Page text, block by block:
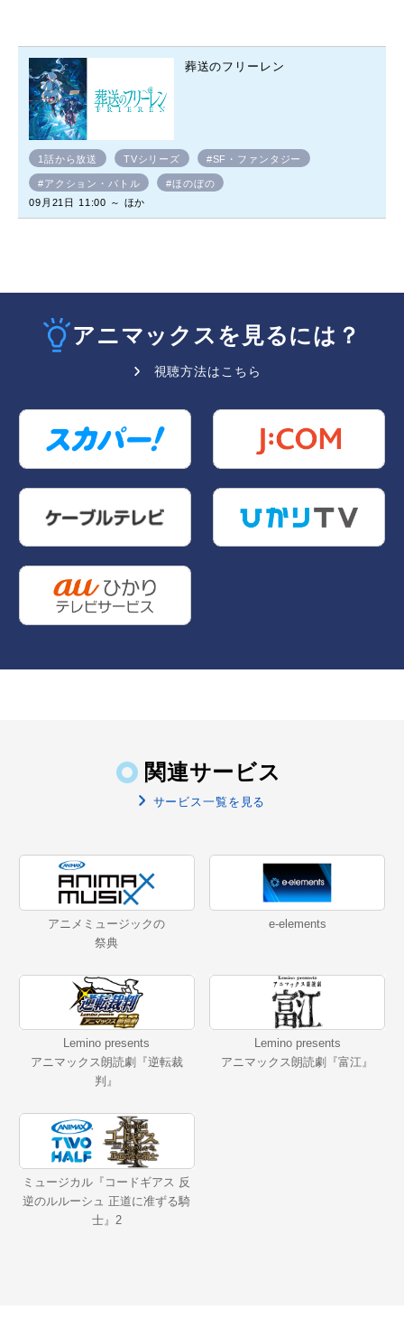
葬送のフリーレン
1話から放送 TVシリーズ #SF・ファンタジー
#アクション・バトル
#ほのぼの
09月21日 11:00 ～ ほか
アニマックスを見るには？
視聴方法はこちら
関連サービス
サービス一覧を見る
アニメミュージックの
祭典
e-elements
Lemino presents
アニマックス朗読劇『逆転裁
判』
Lemino presents
アニマックス朗読劇『富江』
ミュージカル『コードギアス 反
逆のルルーシュ 正道に准ずる騎
士』2